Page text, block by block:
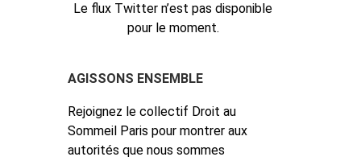
Le flux Twitter n’est pas disponible
pour le moment.
AGISSONS ENSEMBLE
Rejoignez le collectif Droit au
Sommeil Paris pour montrer aux
autorités que nous sommes